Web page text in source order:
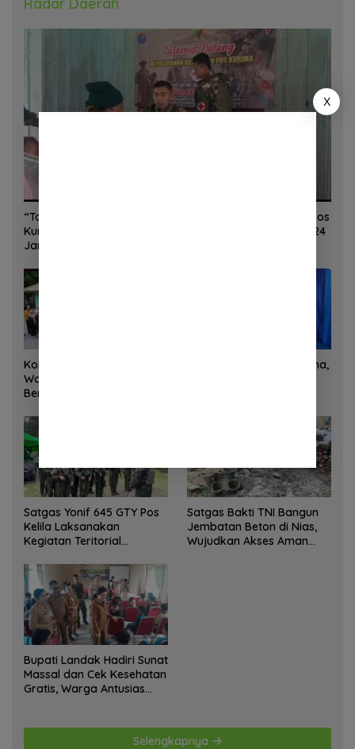
“Torang Sehat Kampung Kuat” Satgas Yonif 645/GTY Pos
Kurima Melaksanakan Pelayanan kesehatan Gratis 1 x 24
Jam
Korem 132/Tadulako dan
Warga Gotong Royong
Bersihkan Gedung Juang
Sinergi Kementrans-Aruna,
Satgas Yonif 645 GTY Pos
Kelila Laksanakan
Kegiatan Teritorial
Tokoh Adat dan Lurah
Satgas Bakti TNI Bangun
Jembatan Beton di Nias,
Wujudkan Akses Aman
Bupati Landak Hadiri Sunat
Massal dan Cek Kesehatan
Gratis, Warga Antusias
Selengkapnya
X